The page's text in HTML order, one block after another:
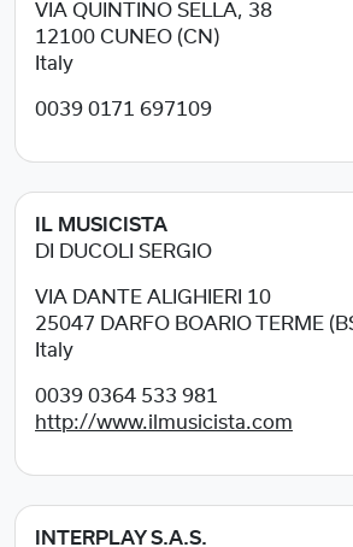
VIA QUINTINO SELLA, 38
12100 CUNEO (CN)
Italy
0039 0171 697109
IL MUSICISTA
DI DUCOLI SERGIO
VIA DANTE ALIGHIERI 10
25047
DARFO BOARIO TERME
Italy
0039 0364 533 981
http://www.ilmusicista.com
INTERPLAY S.A.S.